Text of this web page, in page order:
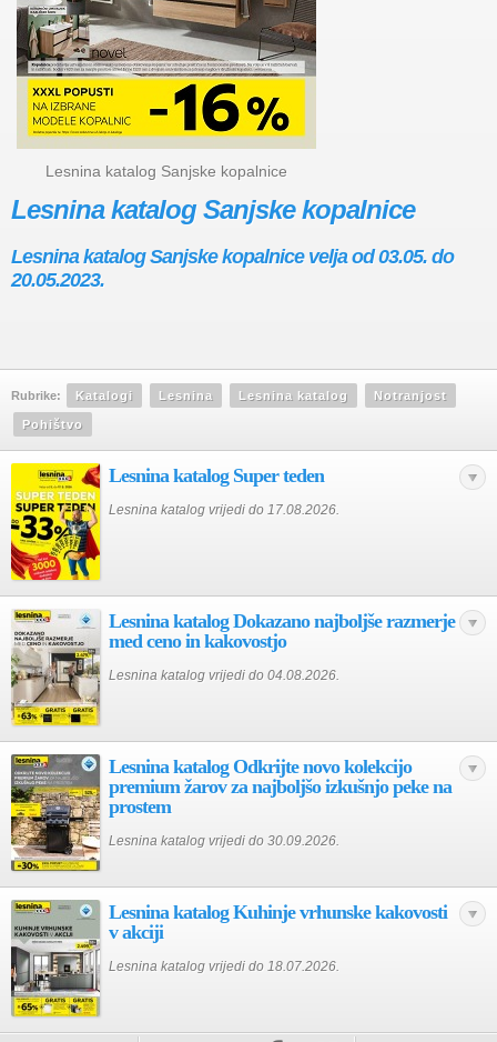
Lesnina katalog Sanjske kopalnice
Lesnina katalog Sanjske kopalnice
Lesnina katalog Sanjske kopalnice velja od 03.05. do
20.05.2023.
Rubrike: Katalogi Lesnina Lesnina katalog Notranjost
Pohištvo
Lesnina katalog Super teden
Lesnina katalog vrijedi do 17.08.2026.
Lesnina katalog Dokazano najboljše razmerje
med ceno in kakovostjo
Lesnina katalog vrijedi do 04.08.2026.
Lesnina katalog Odkrijte novo kolekcijo
premium žarov za najboljšo izkušnjo peke na
prostem
Lesnina katalog vrijedi do 30.09.2026.
Lesnina katalog Kuhinje vrhunske kakovosti
v akciji
Lesnina katalog vrijedi do 18.07.2026.